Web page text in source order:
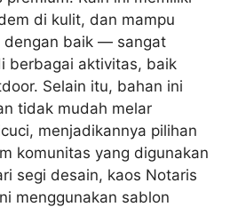
di kulit, dan mampu
dengan baik — sangat
berbagai aktivitas, baik
Selain itu, bahan ini
tidak mudah melar
menjadikannya pilihan
komunitas yang digunakan
segi desain, kaos Notaris
menggunakan sablon